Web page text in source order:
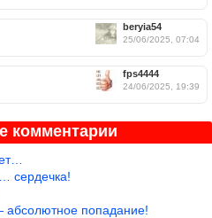
beryia54
25/06/2025, 07:04
fps4444
24/06/2025, 19:39
комментарии
сердечка!
абсолютное попадание!